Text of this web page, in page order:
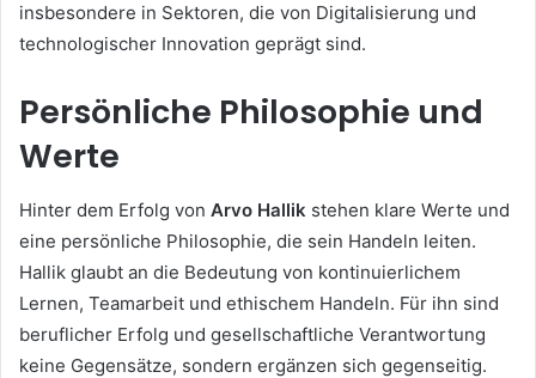
insbesondere in Sektoren, die von Digitalisierung und
technologischer Innovation geprägt sind.
Persönliche Philosophie und
Werte
Hinter dem Erfolg von Arvo Hallik stehen klare Werte und
eine persönliche Philosophie, die sein Handeln leiten.
Hallik glaubt an die Bedeutung von kontinuierlichem
Lernen, Teamarbeit und ethischem Handeln. Für ihn sind
beruflicher Erfolg und gesellschaftliche Verantwortung
keine Gegensätze, sondern ergänzen sich gegenseitig.